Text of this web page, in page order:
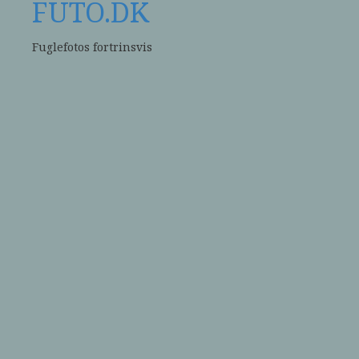
FUTO.DK
Fuglefotos fortrinsvis